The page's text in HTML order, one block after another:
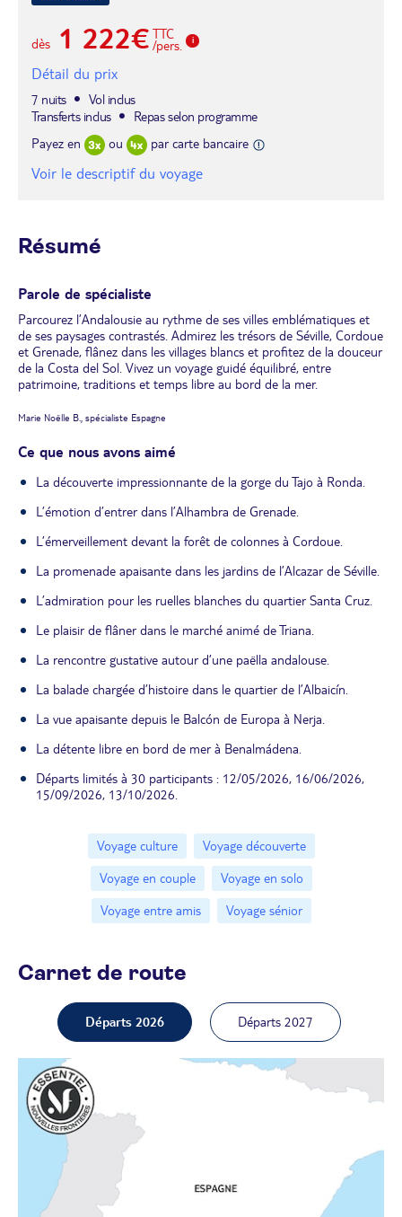
dès 1 222€ TTC
/pers.
Détail du prix
7 nuits
Vol inclus
Transferts inclus
Repas selon programme
Payez en
ou par carte bancaire
Voir le descriptif du voyage
Résumé
Parole de spécialiste
Parcourez l’Andalousie au rythme de ses villes emblématiques et
de ses paysages contrastés. Admirez les trésors de Séville, Cordoue
et Grenade, flânez dans les villages blancs et profitez de la douceur
de la Costa del Sol. Vivez un voyage guidé équilibré, entre
patrimoine, traditions et temps libre au bord de la mer.
Marie Noëlle B., spécialiste Espagne
Ce que nous avons aimé
La découverte impressionnante de la gorge du Tajo à Ronda.
L’émotion d’entrer dans l’Alhambra de Grenade.
L’émerveillement devant la forêt de colonnes à Cordoue.
La promenade apaisante dans les jardins de l’Alcazar de Séville.
L’admiration pour les ruelles blanches du quartier Santa Cruz.
Le plaisir de flâner dans le marché animé de Triana.
La rencontre gustative autour d’une paëlla andalouse.
La balade chargée d’histoire dans le quartier de l’Albaicín.
La vue apaisante depuis le Balcón de Europa à Nerja.
La détente libre en bord de mer à Benalmádena.
Départs limités à 30 participants : 12/05/2026, 16/06/2026,
15/09/2026, 13/10/2026.
Voyage culture
Voyage découverte
Voyage en couple
Voyage en solo
Voyage entre amis
Voyage sénior
Carnet de route
Départs 2026 Départs 2027